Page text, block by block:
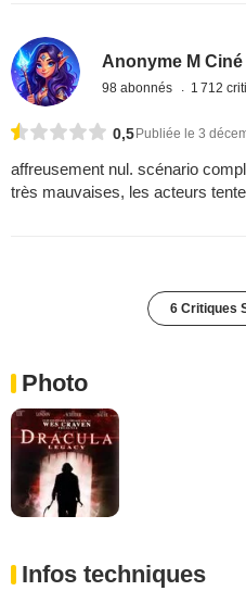
Anonyme M Ciné
98 abonnés 1 712
0,5 Publiée le 3
affreusement nul. scénario
très mauvaises, les acteurs
6 Critiques
Photo
Infos techniques